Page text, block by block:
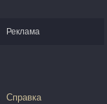
Реклама
Справка